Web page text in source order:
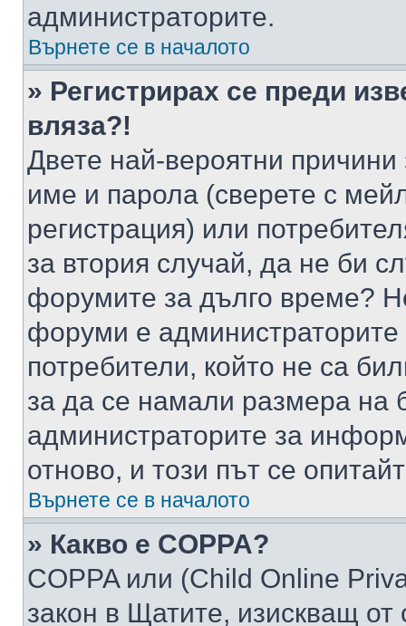
администраторите.
Върнете се в началото
» Регистрирах се преди
вляза?!
Двете най-вероятни
име и парола (сверете с
регистрация) или
за втория случай, да не би
форумите за дълго време?
форуми е администраторите
потребители, който не са
за да се намали размера на
администраторите за
отново, и този път се
Върнете се в началото
» Какво е COPPA?
COPPA или (Child Online
закон в Щатите, изискващ от